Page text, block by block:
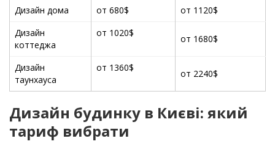
Дизайн дома
от 680$
от 1120$
Дизайн
коттеджа
от 1020$
от 1680$
Дизайн
таунхауса
от 1360$
от 2240$
Дизайн будинку в Києві: який
тариф вибрати